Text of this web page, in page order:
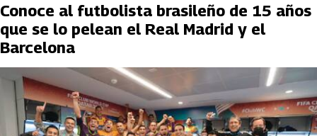
Conoce al futbolista brasileño de 15 años
que se lo pelean el Real Madrid y el
Barcelona